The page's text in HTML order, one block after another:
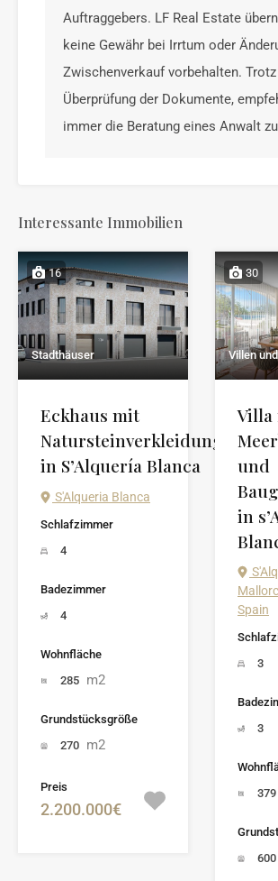
Auftraggebers. LF Real Estate
keine Gewähr bei Irrtum oder
Zwischenverkauf vorbehalten.
Überprüfung der Dokumente,
immer die Beratung eines Anwalt
Interessante Immobilien
16
Stadthäuser
Eckhaus mit
Natursteinverkleidung
in S’Alquería Blanca
S'Alqueria Blanca
Schlafzimmer
4
Badezimmer
4
Wohnfläche
285 m2
Grundstücksgröße
270 m2
Preis
2.200.000€
30
Villen
Villa
und
in
Spain
3
3
379
600